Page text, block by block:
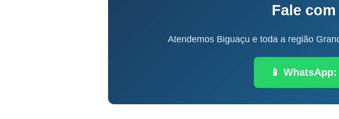
Fale
Atendemos Biguaçu e toda a região
📱